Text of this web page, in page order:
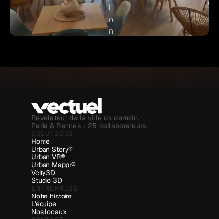
+33 (0)1 80 18 69 89l
o
n
0
n
info@vectuel.com
+33 (0)1 80 18 69 89
Révélateur de la ville de demain.
Paris & Rennes - 25 collaborateurs.
SOLUTIONS
Home
Urban Story®
Urban VR®
Urban Mappr®
Vcity3D
Studio 3D
ENTREPRISE
Notre histoire
L'équipe
Nos locaux